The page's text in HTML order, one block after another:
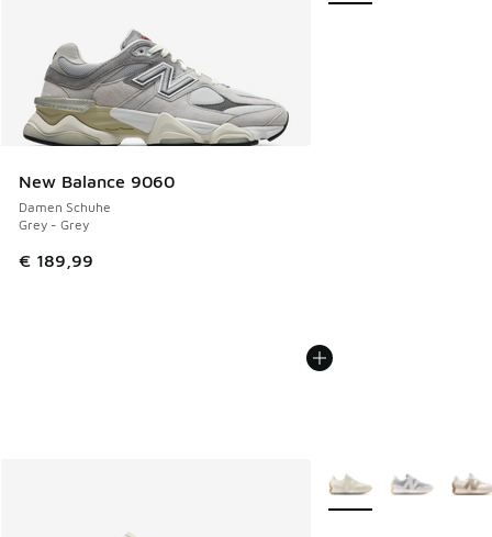
New Balance 9060
Damen Schuhe
Grey - Grey
€ 189,99
Weitere Farben